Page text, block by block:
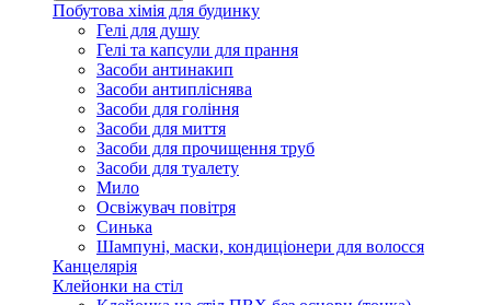
Побутова хімія для будинку
Гелі для душу
Гелі та капсули для прання
Засоби антинакип
Засоби антипліснява
Засоби для гоління
Засоби для миття
Засоби для прочищення труб
Засоби для туалету
Мило
Освіжувач повітря
Синька
Шампуні, маски, кондиціонери для волосся
Канцелярія
Клейонки на стіл